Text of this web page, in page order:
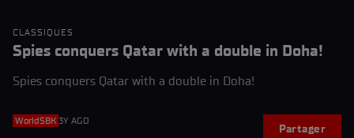
CLASSIQUES
Spies conquers Qatar with a double in Doha!
Spies conquers Qatar with a double in Doha!
WorldSBK 3Y AGO
Partager